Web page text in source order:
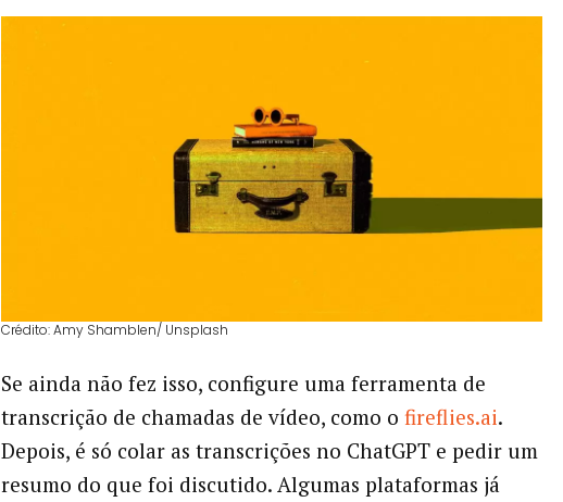
Crédito: Amy Shamblen/ Unsplash
Se ainda não fez isso, configure uma ferramenta de
transcrição de chamadas de vídeo, como o fireflies.ai.
Depois, é só colar as transcrições no ChatGPT e pedir um
resumo do que foi discutido. Algumas plataformas já